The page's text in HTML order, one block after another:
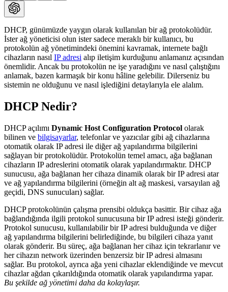
DHCP, günümüzde yaygın olarak kullanılan bir ağ protokolüdür.
İster ağ yöneticisi olun ister sadece meraklı bir kullanıcı, bu
protokolün ağ yönetimindeki önemini kavramak, internete bağlı
cihazların nasıl IP adresi alıp iletişim kurduğunu anlamanız açısından
önemlidir. Ancak bu protokolün ne işe yaradığını ve nasıl çalıştığını
anlamak, bazen karmaşık bir konu hâline gelebilir. Dilerseniz bu
sistemin ne olduğunu ve nasıl işlediğini detaylarıyla ele alalım.
DHCP Nedir?
DHCP açılımı Dynamic Host Configuration Protocol olarak
bilinen ve bilgisayarlar, telefonlar ve yazıcılar gibi ağ cihazlarına
otomatik olarak IP adresi ile diğer ağ yapılandırma bilgilerini
sağlayan bir protokolüdür. Protokolün temel amacı, ağa bağlanan
cihazların IP adreslerini otomatik olarak yapılandırmaktır. DHCP
sunucusu, ağa bağlanan her cihaza dinamik olarak bir IP adresi atar
ve ağ yapılandırma bilgilerini (örneğin alt ağ maskesi, varsayılan ağ
geçidi, DNS sunucuları) sağlar.
DHCP protokolünün çalışma prensibi oldukça basittir. Bir cihaz ağa
bağlandığında ilgili protokol sunucusuna bir IP adresi isteği gönderir.
Protokol sunucusu, kullanılabilir bir IP adresi bulduğunda ve diğer
ağ yapılandırma bilgilerini belirlediğinde, bu bilgileri cihaza yanıt
olarak gönderir. Bu süreç, ağa bağlanan her cihaz için tekrarlanır ve
her cihazın network üzerinden benzersiz bir IP adresi almasını
sağlar. Bu protokol, ayrıca ağa yeni cihazlar eklendiğinde ve mevcut
cihazlar ağdan çıkarıldığında otomatik olarak yapılandırma yapar.
Bu şekilde ağ yönetimi daha da kolaylaşır.